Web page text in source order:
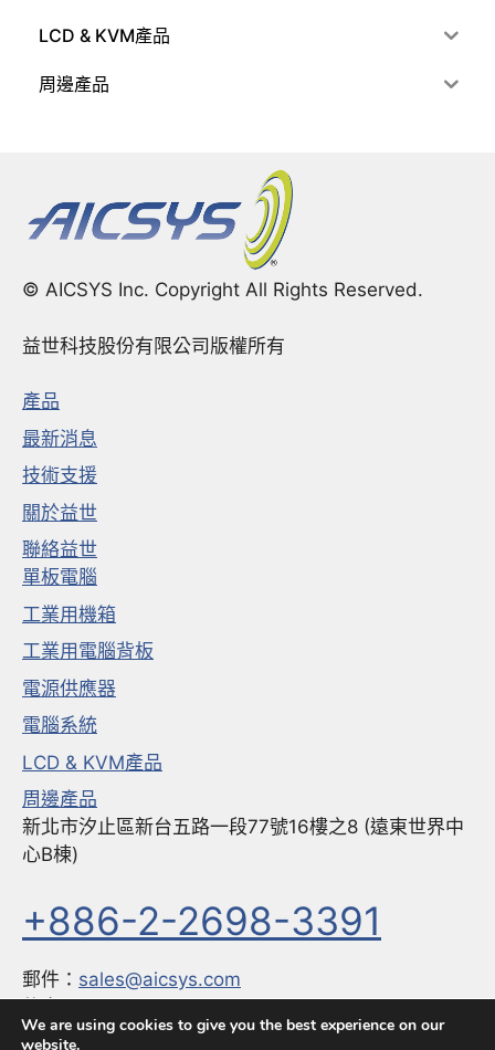
LCD & KVM產品
周邊產品
© AICSYS Inc. Copyright All Rights Reserved.
益世科技股份有限公司版權所有
產品
最新消息
技術支援
關於益世
聯絡益世
單板電腦
工業用機箱
工業用電腦背板
電源供應器
電腦系統
LCD & KVM產品
周邊產品
新北市汐止區新台五路一段77號16樓之8 (遠東世界中
心B棟)
+886-2-2698-3391
郵件： sales@aicsys.com
傳真：+886-2-2698-3291
We are using cookies to give you the best experience on our
website.